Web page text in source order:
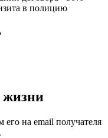
в полицию
жизни
на email получателя